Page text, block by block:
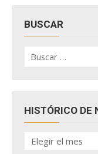
BUSCAR
por:
HISTÓRICO DE
HISTÓRICO
DE